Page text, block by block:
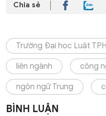
Chia sẻ
Trường Đại học Luật
liên ngành công
ngôn ngữ Trung
BÌNH LUẬN